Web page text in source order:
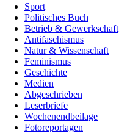
Sport
Politisches Buch
Betrieb & Gewerkschaft
Antifaschismus
Natur & Wissenschaft
Feminismus
Geschichte
Medien
Abgeschrieben
Leserbriefe
Wochenendbeilage
Fotoreportagen